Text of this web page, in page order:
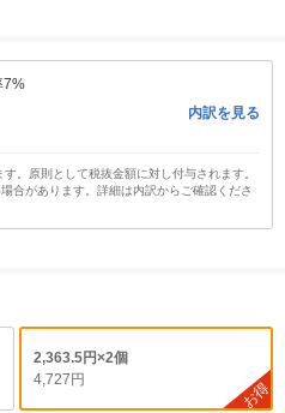
7%
内訳を見る
。原則として税抜金額に対し付与されます。
合があります。詳細は内訳からご確認くださ
2,363.5円×2個
4,727円
お得